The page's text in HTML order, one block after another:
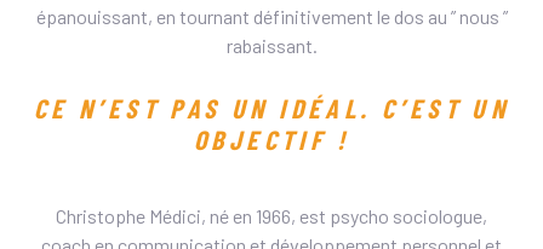
épanouissant, en tournant définitivement le dos au ” nous ”
rabaissant.
CE N’EST PAS UN IDÉAL. C’EST UN
OBJECTIF !
Christophe Médici, né en 1966, est psycho sociologue,
coach en communication et développement personnel et